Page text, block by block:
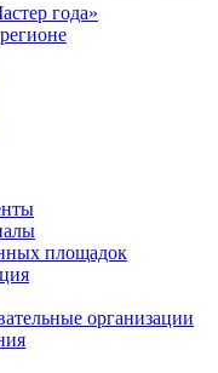
года»
площадок
организации